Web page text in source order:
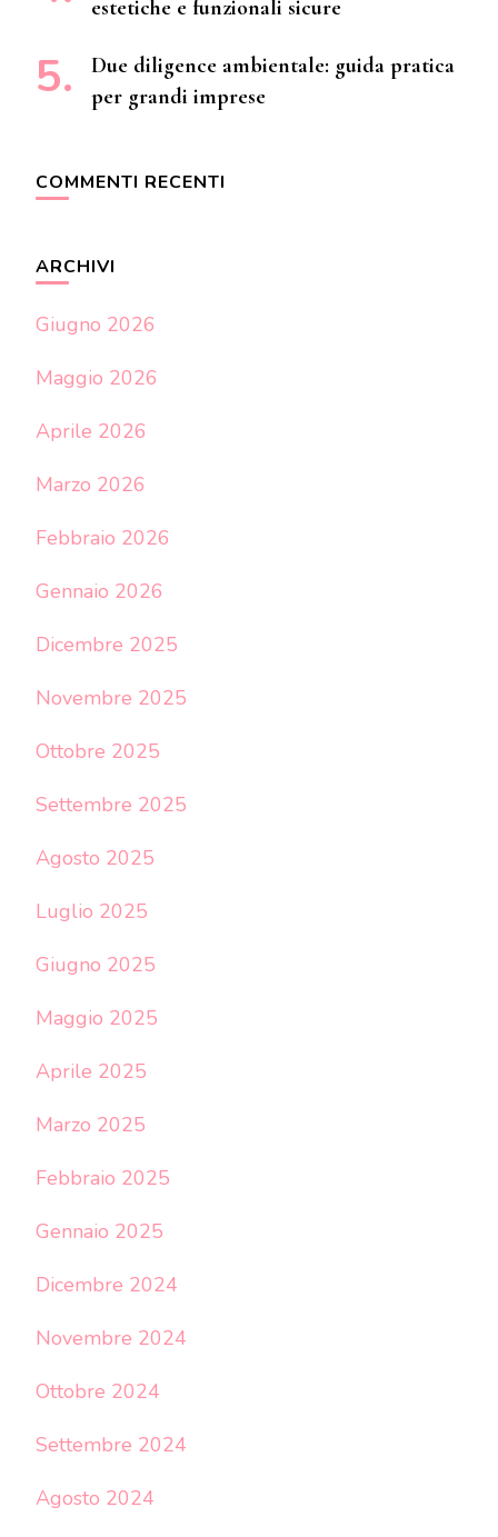
estetiche e funzionali sicure
Due diligence ambientale: guida pratica
per grandi imprese
COMMENTI RECENTI
ARCHIVI
Giugno 2026
Maggio 2026
Aprile 2026
Marzo 2026
Febbraio 2026
Gennaio 2026
Dicembre 2025
Novembre 2025
Ottobre 2025
Settembre 2025
Agosto 2025
Luglio 2025
Giugno 2025
Maggio 2025
Aprile 2025
Marzo 2025
Febbraio 2025
Gennaio 2025
Dicembre 2024
Novembre 2024
Ottobre 2024
Settembre 2024
Agosto 2024